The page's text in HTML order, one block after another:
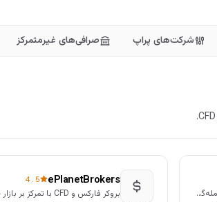
شرکت‌های پراپ صرافی‌های غیرمتمرکز
بروکر بین‌المللی و قدیمی فارکس، محبوب میان معامله‌گران ایرانی
ePlanetBrokers
4.5
بروکر فارکس و CFD با تمرکز بر بازار خرد ایران